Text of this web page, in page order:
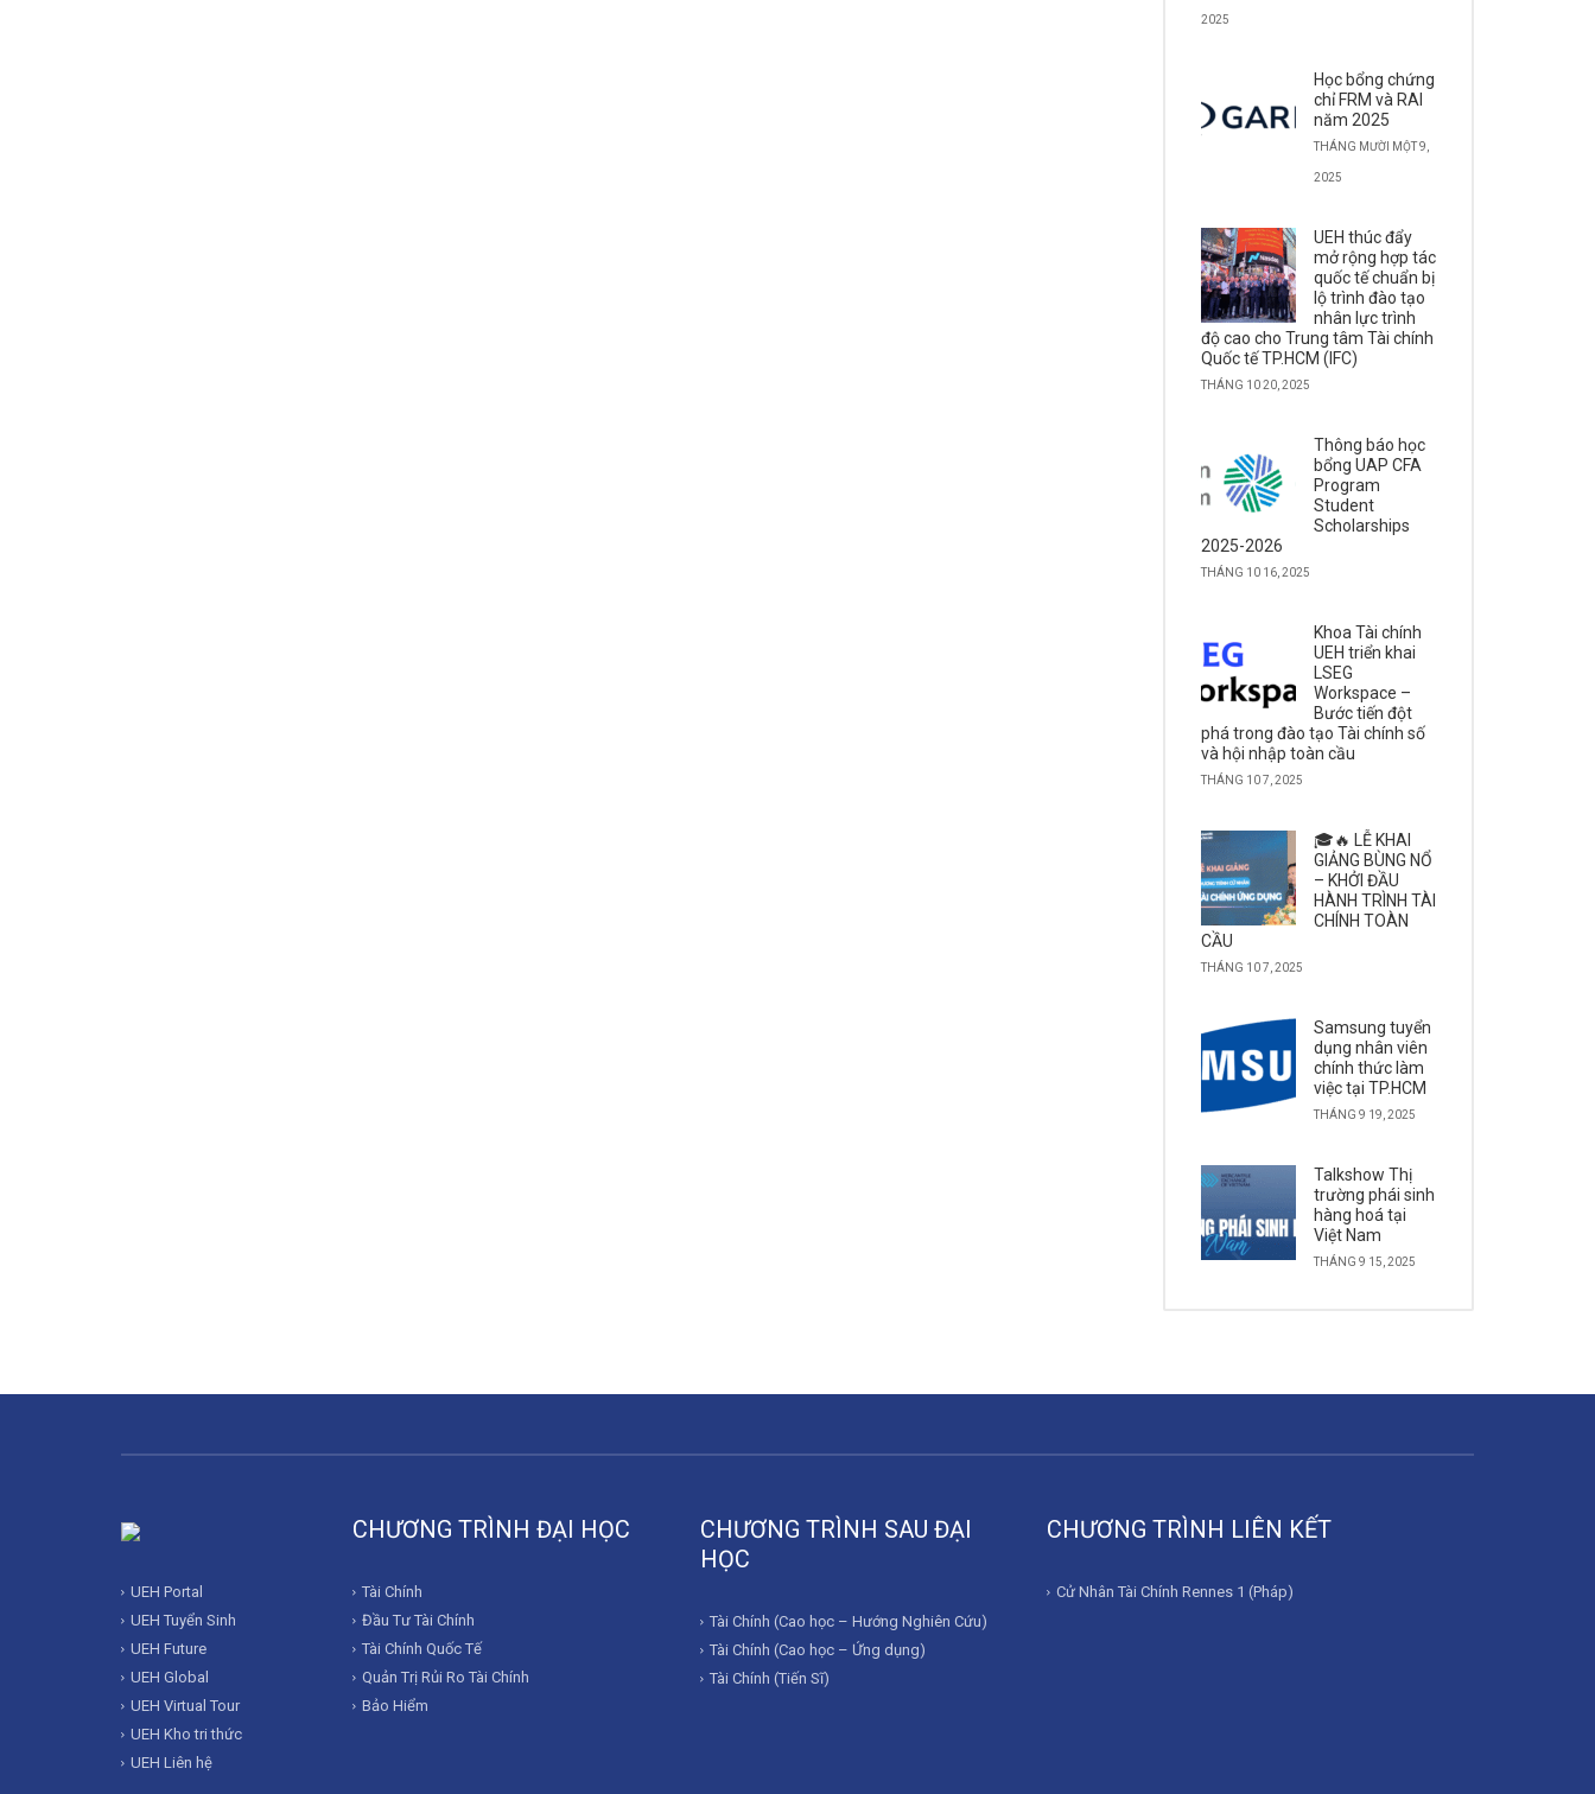
2025
Học bổng chứng
chỉ FRM và RAI
năm 2025
THÁNG MƯỜI MỘT 9,
2025
UEH thúc đẩy
mở rộng hợp tác
quốc tế chuẩn bị
lộ trình đào tạo
nhân lực trình
độ cao cho Trung tâm Tài chính
Quốc tế TP.HCM (IFC)
THÁNG 10 20, 2025
Thông báo học
bổng UAP CFA
Program
Student
Scholarships
2025-2026
THÁNG 10 16, 2025
Khoa Tài chính
UEH triển khai
LSEG
Workspace –
Bước tiến đột
phá trong đào tạo Tài chính số
và hội nhập toàn cầu
THÁNG 10 7, 2025
🎓🔥 LỄ KHAI
GIẢNG BÙNG NỔ
– KHỞI ĐẦU
HÀNH TRÌNH TÀI
CHÍNH TOÀN
CẦU
THÁNG 10 7, 2025
Samsung tuyển
dụng nhân viên
chính thức làm
việc tại TP.HCM
THÁNG 9 19, 2025
Talkshow Thị
trường phái sinh
hàng hoá tại
Việt Nam
THÁNG 9 15, 2025
UEH Portal
UEH Tuyển Sinh
UEH Future
UEH Global
UEH Virtual Tour
UEH Kho tri thức
UEH Liên hệ
CHƯƠNG TRÌNH ĐẠI HỌC
Tài Chính
Đầu Tư Tài Chính
Tài Chính Quốc Tế
Quản Trị Rủi Ro Tài Chính
Bảo Hiểm
CHƯƠNG TRÌNH SAU ĐẠI
HỌC
Tài Chính (Cao học – Hướng Nghiên Cứu)
Tài Chính (Cao học – Ứng dụng)
Tài Chính (Tiến Sĩ)
CHƯƠNG TRÌNH LIÊN KẾT
Cử Nhân Tài Chính Rennes 1 (Pháp)